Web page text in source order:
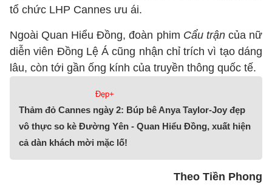
tổ chức LHP Cannes ưu ái.
Ngoài Quan Hiểu Đồng, đoàn phim Cẩu trậncủa nữ
diễn viên Đồng Lệ Á cũng nhận chỉ trích vì tạo dáng
lâu, còn tới gần ống kính của truyền thông quốc tế.
Đẹp+
Thảm đỏ Cannes ngày 2: Búp bê Anya Taylor-Joy đẹp
vô thực so kè Đường Yên - Quan Hiểu Đồng, xuất hiện
cả dàn khách mời mặc lố!
Theo Tiền Phong